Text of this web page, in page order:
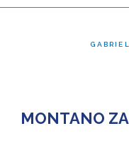
GABRIEL
MONTANO